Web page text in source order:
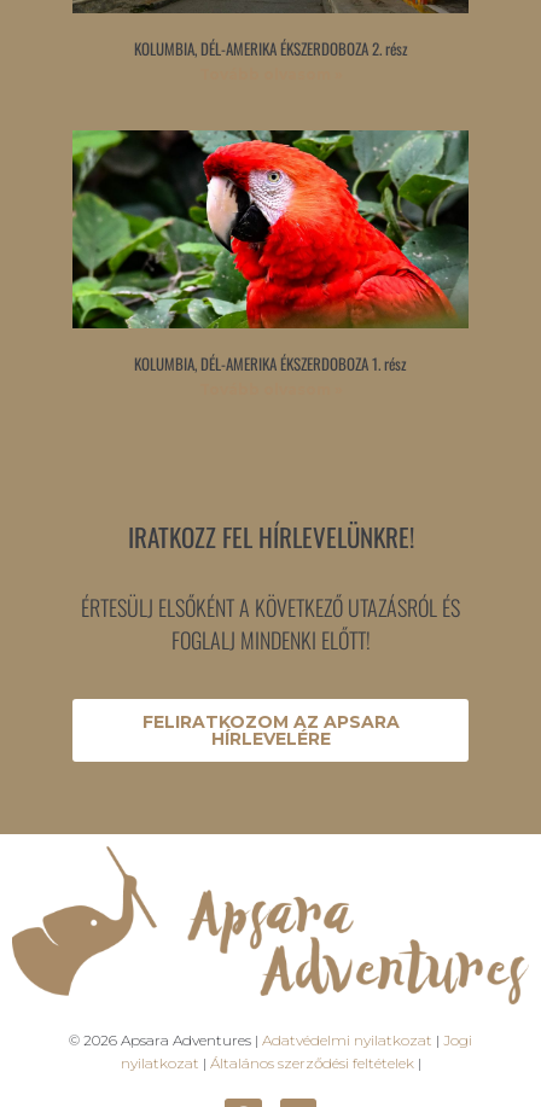
KOLUMBIA, DÉL-AMERIKA ÉKSZERDOBOZA 2. rész
KOLUMBIA, DÉL-AMERIKA ÉKSZERDOBOZA 1. rész
IRATKOZZ FEL HÍRLEVELÜNKRE!
ÉRTESÜLJ ELSŐKÉNT A KÖVETKEZŐ UTAZÁSRÓL ÉS
FOGLALJ MINDENKI ELŐTT!
FELIRATKOZOM AZ APSARA
HÍRLEVELÉRE
© 2026 Apsara Adventures | Adatvédelmi nyilatkozat | Jogi
nyilatkozat | Általános szerződési feltételek |